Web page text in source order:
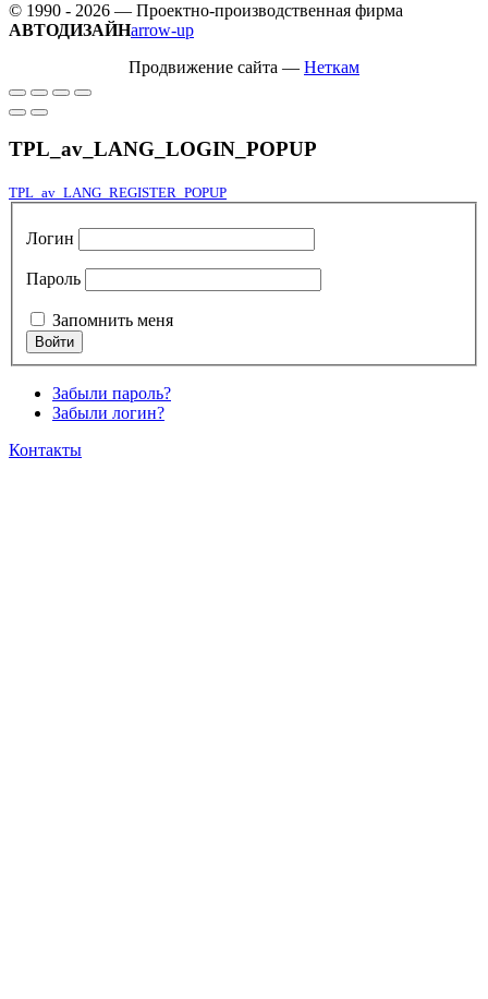
© 1990 - 2026 — Проектно-производственная фирма
АВТОДИЗАЙНarrow-up
Продвижение сайта — Неткам
TPL_av_LANG_LOGIN_POPUP
TPL_av_LANG_REGISTER_POPUP
Логин
Пароль
Запомнить меня
Забыли пароль?
Забыли логин?
Контакты